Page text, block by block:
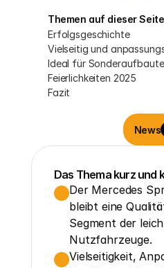
Themen auf dieser Seite
Erfolgsgeschichte
Vielseitig und
Ideal für
Feierlichkeiten 2025
Fazit
News
Das Thema kurz und
Der Mercedes
bleibt eine
Segment der
Nutzfahrzeuge.
Vielseitigkeit,